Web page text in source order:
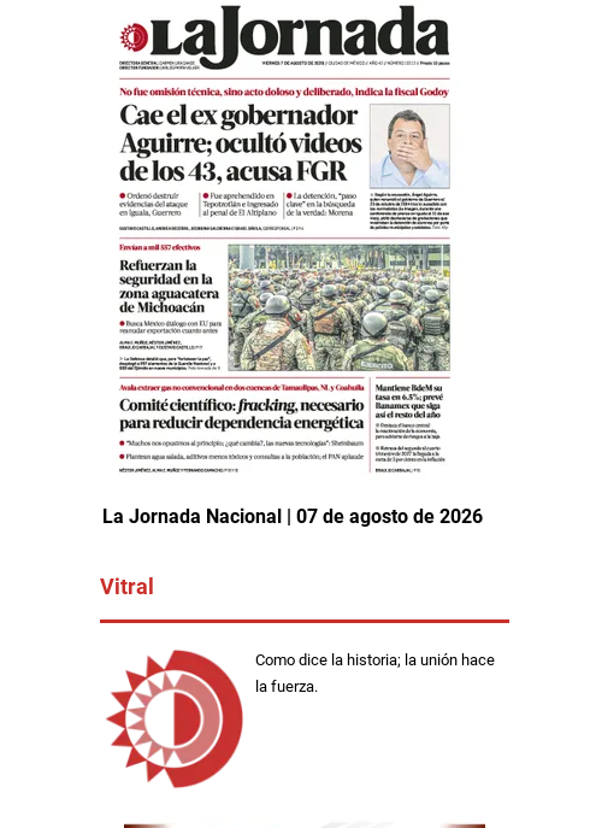
La Jornada Nacional | 07 de agosto de 2026
Vitral
Como dice la historia; la unión hace
la fuerza.